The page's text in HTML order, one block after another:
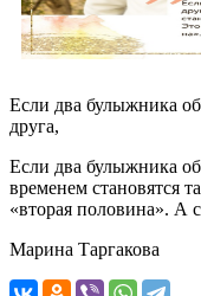
Если два булыжника
друга,
Если два булыжника
временем становятся
«вторая половина». А
Марина Таргакова